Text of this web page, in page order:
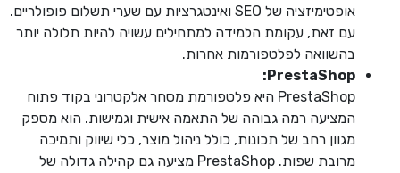
אופטימיזציה של SEO ואינטגרציות עם שערי תשלום פופולריים.
עם זאת, עקומת הלמידה למתחילים עשויה להיות תלולה יותר
בהשוואה לפלטפורמות אחרות.
PrestaShop
:
PrestaShop היא פלטפורמת מסחר אלקטרוני בקוד פתוח
המציעה רמה גבוהה של התאמה אישית וגמישות. הוא מספק
מגוון רחב של תכונות, כולל ניהול מוצר, כלי שיווק ותמיכה
מרובת שפות. PrestaShop מציעה גם קהילה גדולה של